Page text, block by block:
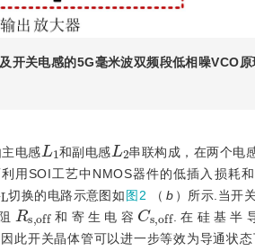
开关电感的5G毫米波双频段低相噪VCO原
电感
L
和副电感
L
串联构成，在两个电
用SOI工艺中NMOS器件的低插入损耗
L
切换的电路示意图如图2 （ b ）所示.当开
Rs,off
和寄生电容
Cs, o f
.在硅基半
因此开关晶体管可以进一步等效为导通状